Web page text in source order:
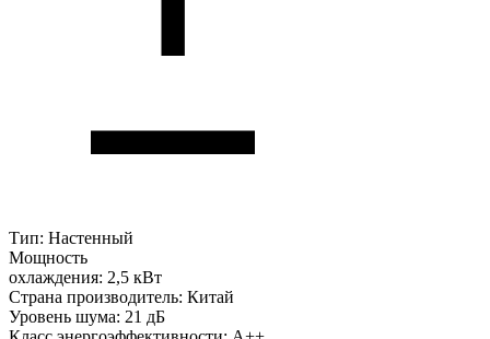
Тип: Настенный
Мощность
охлаждения: 2,5 кВт
Страна производитель: Китай
Уровень шума: 21 дБ